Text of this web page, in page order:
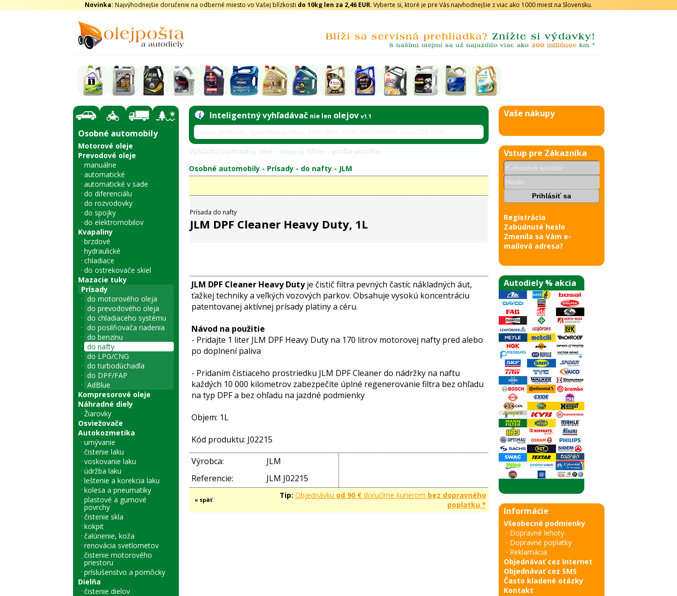
Novinka: Najvýhodnejšie doručenie na odberné miesto vo Vašej blízkosti do 10kg len za 2,46 EUR. Vyberte si, ktoré je pre Vás najvhodnejšie z viac ako 1000 miest na Slovensku.
Osobné automobily
Motorové oleje
Prevodové oleje
manuálne
automatické
automatické v sade
do diferenciálu
do rozvodovky
do spojky
do elektromobilov
Kvapaliny
brzdové
hydraulické
chladiace
do ostrekovače skiel
Mazacie tuky
Prísady
do motorového oleja
do prevodového oleja
do chladiaceho systému
do posilňovača riadenia
do benzínu
do nafty
do LPG/CNG
do turbodúchadla
do DPF/FAP
AdBlue
Kompresorové oleje
Náhradné diely
Žiarovky
Osviežovače
Autokozmetika
umývanie
čistenie laku
voskovanie laku
údržba laku
leštenie a korekcia laku
kolesa a pneumatiky
plastové a gumové
povrchy
čistenie skla
kokpit
čalúnenie, koža
renovácia svetlometov
čistenie motorového
priestoru
príslušenstvo a pomôcky
Dielňa
čistenie dielov
Inteligentný vyhľadávač nie len olejov v1.1
Vyhľadať náhradný diel - olejový filter - podľa vozidla
Osobné automobily - Prísady- do nafty- JLM
Prísada do nafty
JLM DPF Cleaner Heavy Duty, 1L
JLM DPF Cleaner Heavy Dutyje čistič filtra pevných častíc nákladných áut,
ťažkej techniky a veľkých vozových parkov. Obsahuje vysokú koncentráciu
patentovanej aktívnej prísady platiny a céru.
Návod na použitie
- Pridajte 1 liter JLM DPF Heavy Duty na 170 litrov motorovej nafty pred alebo
po doplnení paliva
- Pridaním čistiaceho prostriedku JLM DPF Cleaner do nádržky na naftu
každých 10 000 kilometrov zabezpečíte úplné regenerovanie filtra bez ohľadu
na typ DPF a bez ohľadu na jazdné podmienky
Objem: 1L
Kód produktu: J02215
Výrobca:
JLM
Referencie:
JLM J02215
« späť Tip: Objednávku od 90 €doručíme kuriérom bez dopravného
poplatku *
Vaše nákupy
Vstup pre Zákazníka
Registrácia
Zabudnuté heslo
Zmenila sa Vám e-
mailová adresa?
Autodiely % akcia
Informácie
Všeobecné podmienky
· Dopravné lehoty
· Dopravné poplatky
· Reklamácia
Objednávať cez Internet
Objednávať cez SMS
Často kladené otázky
Kontakt